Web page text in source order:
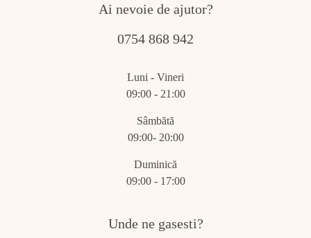
Ai nevoie de ajutor?
0754 868 942
Luni - Vineri
09:00 - 21:00
Sâmbătă
09:00- 20:00
Duminică
09:00 - 17:00
Unde ne gasesti?